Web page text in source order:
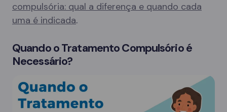
compulsória: qual a diferença e quando cada
uma é indicada.
Quando o Tratamento Compulsório é
Necessário?